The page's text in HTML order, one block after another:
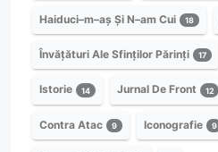
Haiduci–m–aș Și N–am Cui 18
Învățături Ale Sfinților Părinți 17
Istorie 14 Jurnal De Front 12
Contra Atac 9 Iconografie 9